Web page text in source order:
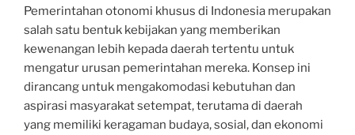
Pemerintahan otonomi khusus di Indonesia merupakan
salah satu bentuk kebijakan yang memberikan
kewenangan lebih kepada daerah tertentu untuk
mengatur urusan pemerintahan mereka. Konsep ini
dirancang untuk mengakomodasi kebutuhan dan
aspirasi masyarakat setempat, terutama di daerah
yang memiliki keragaman budaya, sosial, dan ekonomi